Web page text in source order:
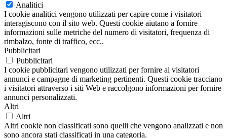
Analitici
I cookie analitici vengono utilizzati per capire come i visitatori
interagiscono con il sito web. Questi cookie aiutano a fornire
informazioni sulle metriche del numero di visitatori, frequenza di
rimbalzo, fonte di traffico, ecc..
Pubblicitari
Pubblicitari
I cookie pubblicitari vengono utilizzati per fornire ai visitatori
annunci e campagne di marketing pertinenti. Questi cookie tracciano
i visitatori attraverso i siti Web e raccolgono informazioni per fornire
annunci personalizzati.
Altri
Altri
Altri cookie non classificati sono quelli che vengono analizzati e non
sono ancora stati classificati in una categoria.